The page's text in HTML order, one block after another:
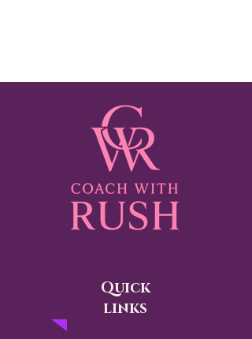
Quick
links